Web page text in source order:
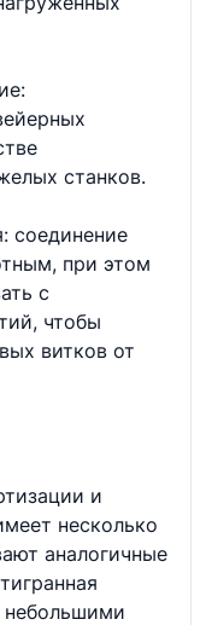
станков.
соединение
при этом
с
чтобы
витков от
и
несколько
аналогичные
небольшими